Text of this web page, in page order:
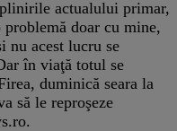
actualului primar,
problemă doar cu mine,
nu acest lucru se
în viaţă totul se
duminică seara la
să le reproşeze